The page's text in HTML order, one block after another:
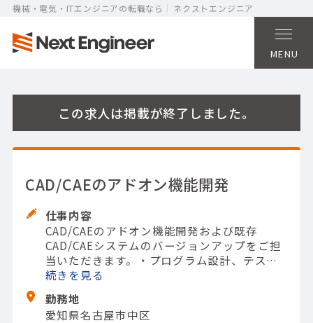
機械・電気・ITエンジニアの転職なら ネクストエンジニア
MENU
この求人は掲載が終了しました。
CAD/CAEのアドオン機能開発
仕事内容
CAD/CAEのアドオン機能開発および既存
CAD/CAEシステムのバージョンアップをご担
当いただきます。
・プログラム設計、テスト
設計、手順書作成
C++
続きを
勤務地
愛知県名古屋市中区